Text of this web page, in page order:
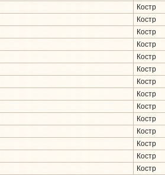
Костр
Костр
Костр
Костр
Костр
Костр
Костр
Костр
Костр
Костр
Костр
Костр
Костр
Костр